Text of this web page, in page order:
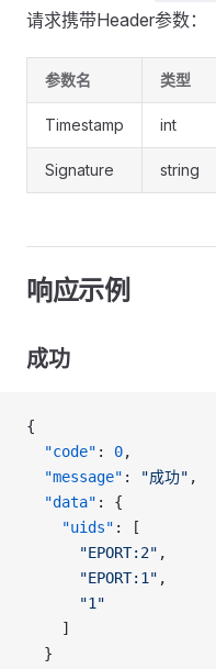
请求携带Header参数：
参数名 类型
Timestamp int
Signature string
响应示例
成功
{
  "code"
: 0,
  "message"
: "成功" ,
  "data"
: {
    "uids"
: [
      "EPORT:2"
,
      "EPORT:1"
,
      "1"
    ]
  }